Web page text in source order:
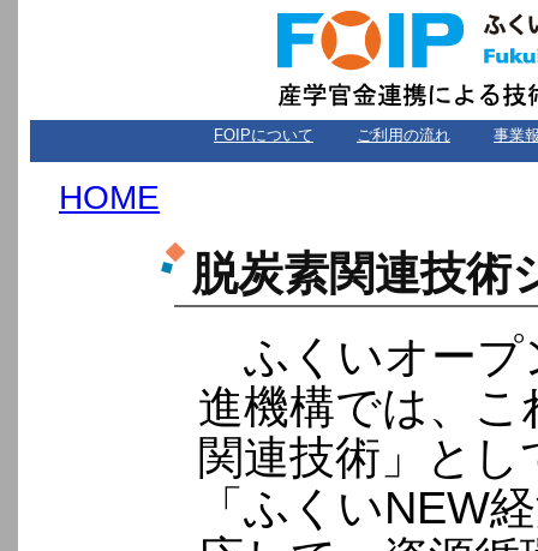
FOIPについて ご利用の流れ 事業
HOME
脱炭素関連技術
ふくいオープ
進機構では、
関連技術」と
「ふくいNEW